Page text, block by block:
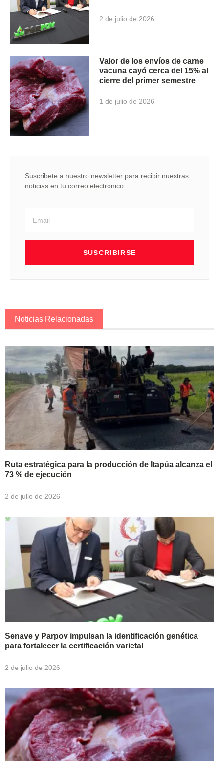
2 de julio de 2026
Valor de los envíos de carne
vacuna cayó cerca del 15% al
cierre del primer semestre
1 de julio de 2026
Suscribete a nuestro newsletter para recibir nuestras
noticias en tu correo electrónico.
SUSCRIBIRSE
Noticias Relacionadas
Ruta estratégica para la producción de Itapúa alcanza el
73 % de ejecución
2 de julio de 2026
Senave y Parpov impulsan la identificación genética
para fortalecer la certificación varietal
2 de julio de 2026